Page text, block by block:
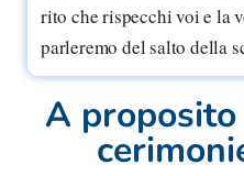
rito che rispecchi voi e la
parleremo del salto della
A proposito